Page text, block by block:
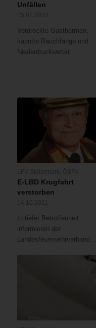
Unfällen
Verdreckte Gasthermen,
kaputte Rauchfänge und
Niederdruckwetter:…
E-LBD Krugfahrt
verstorben
In tiefer Betroffenheit
informieren der
Landesfeuerwehrverband…